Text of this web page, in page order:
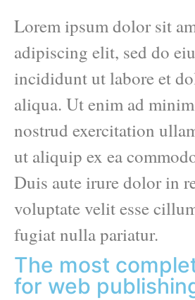
Lorem ipsum dolor sit
adipiscing elit, sed do
incididunt ut labore et
aliqua. Ut enim ad
nostrud exercitation
ut aliquip ex ea
Duis aute irure dolor in
voluptate velit esse
fugiat nulla pariatur.
The most
for web